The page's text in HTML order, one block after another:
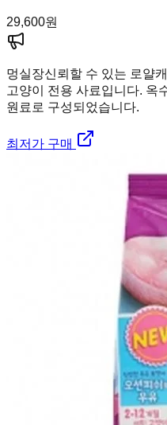
29,600원
멍실장신뢰할 수 있는 로얄
고양이 전용 사료입니다. 옥
원료로 구성되었습니다.
최저가 구매